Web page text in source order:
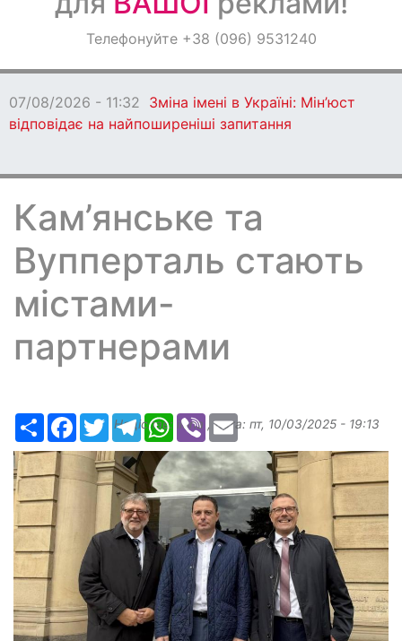
ОголошенняТелефонуйте +38 (096) 9531240
07/08/2026 - 11:32 Зміна імені в Україні: Мін’юст
відповідає на найпоширеніші запитання
Кам’янське та
Вупперталь стають
містами-
партнерами
РесурсFacebook
TwitterTelegramWhatsApp
ViberEmail
Надіслав: ilona , дата: пт, 10/03/2025 - 19:13